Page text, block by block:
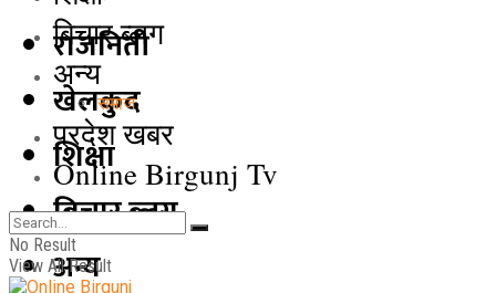
राजनिती
खेलकुद
शिक्षा
बिचार ब्लग
अन्य
बिचार ब्लग
अन्य
समाज
प्रदेश खबर
Online Birgunj Tv
No Result
View All Result